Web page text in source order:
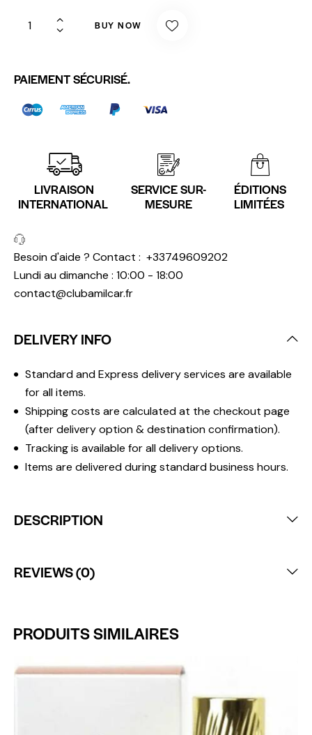
BUY NOW
PAIEMENT SÉCURISÉ.
LIVRAISON
INTERNATIONAL
SERVICE SUR-
MESURE
ÉDITIONS
LIMITÉES
Besoin d'aide ? Contact : +33749609202
Lundi au dimanche : 10:00 - 18:00
contact@clubamilcar.fr
DELIVERY INFO
Standard and Express delivery services are available
for all items.
Shipping costs are calculated at the checkout page
(after delivery option & destination confirmation).
Tracking is available for all delivery options.
Items are delivered during standard business hours.
DESCRIPTION
REVIEWS (0)
PRODUITS SIMILAIRES